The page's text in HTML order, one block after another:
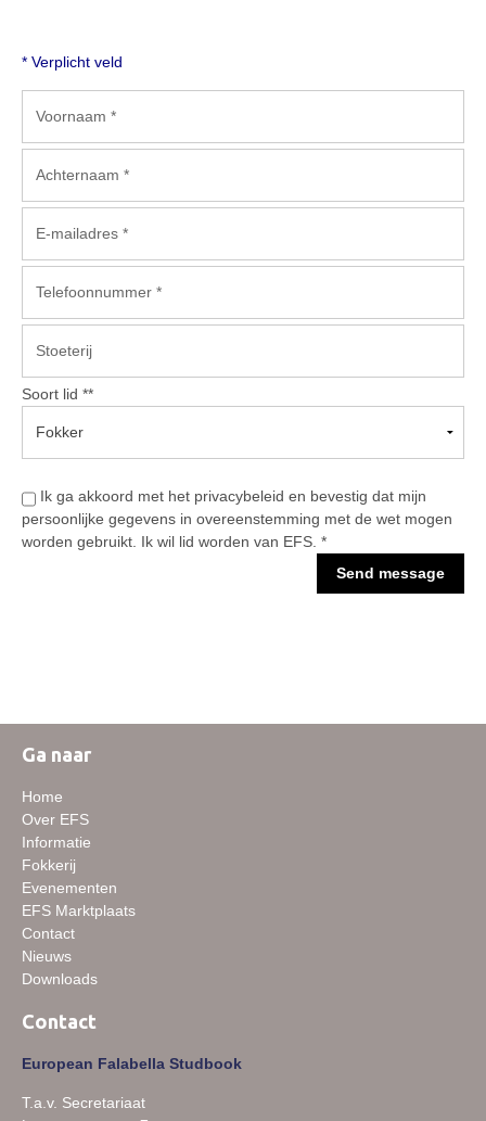
Fokprogramma
Veulen registratie
Hengsten
Evenementen
EFS Keuringen
Keuringsresultaten
Keuringsvideo's
EFS Marktplaats
* Verplicht veld
Soort lid **
Ik ga akkoord met het privacybeleid en bevestig dat mijn
persoonlijke gegevens in overeenstemming met de wet mogen
worden gebruikt. Ik wil lid worden van EFS. *
Send message
Ga naar
Home
Over EFS
Informatie
Fokkerij
Evenementen
EFS Marktplaats
Contact
Nieuws
Downloads
Contact
European Falabella Studbook
T.a.v. Secretariaat